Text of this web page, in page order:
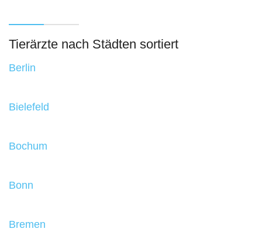
Tierärzte nach Städten sortiert
Berlin
Bielefeld
Bochum
Bonn
Bremen